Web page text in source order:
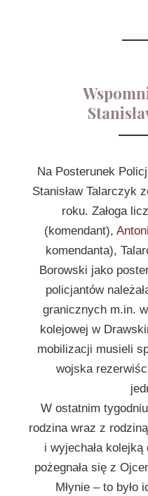
Na Posterunek
Stanisław Talarczyk
roku. Załoga
(komendant),
komendanta),
Borowski jako
policjantów
granicznych m.in.
kolejowej w
mobilizacji musieli
wojska
W ostatnim
rodzina wraz z
i wyjechała
pożegnała się z
Młynie – to było